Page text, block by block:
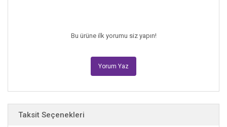
Bu ürüne ilk yorumu siz yapın!
Yorum Yaz
Taksit Seçenekleri